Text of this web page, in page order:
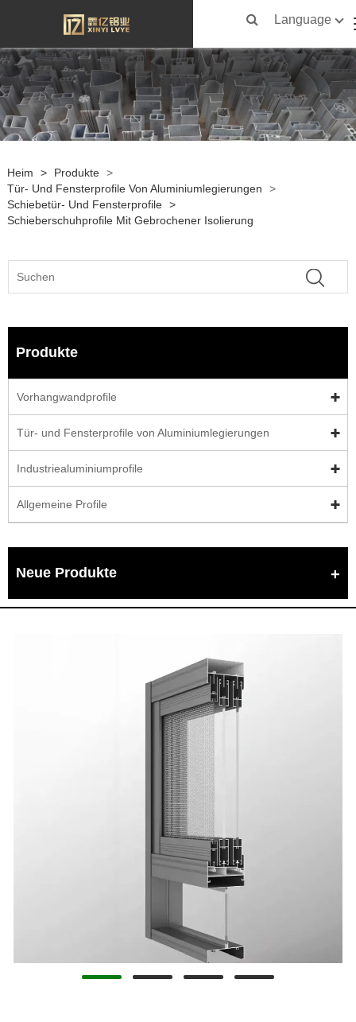
Language
Heim > Produkte >
Tür- Und Fensterprofile Von Aluminiumlegierungen
>
Schiebetür- Und Fensterprofile >
Schieberschuhprofile Mit Gebrochener Isolierung
Produkte
Vorhangwandprofile
Tür- und Fensterprofile von Aluminiumlegierungen
Industriealuminiumprofile
Allgemeine Profile
Neue Produkte